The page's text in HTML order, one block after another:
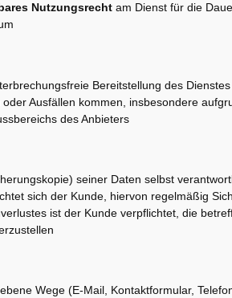
Nutzungsrechtam Dienst für die
Bereitstellung des Dienstes
Ausfällen kommen, insbesondere
des Anbieters
seiner Daten selbst
sich der Kunde, hiervon regelmäßig
ist der Kunde verpflichtet, die
Wege (E-Mail, Kontaktformular,